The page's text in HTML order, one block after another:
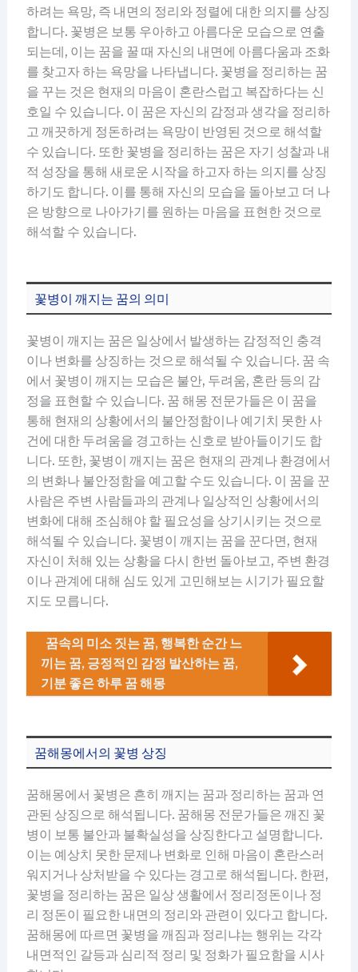
하려는 욕망, 즉 내면의 정리와 정렬에 대한 의지를 상징
합니다. 꽃병은 보통 우아하고 아름다운 모습으로 연출
되는데, 이는 꿈을 꿀 때 자신의 내면에 아름다움과 조화
를 찾고자 하는 욕망을 나타냅니다. 꽃병을 정리하는 꿈
을 꾸는 것은 현재의 마음이 혼란스럽고 복잡하다는 신
호일 수 있습니다. 이 꿈은 자신의 감정과 생각을 정리하
고 깨끗하게 정돈하려는 욕망이 반영된 것으로 해석할
수 있습니다. 또한 꽃병을 정리하는 꿈은 자기 성찰과 내
적 성장을 통해 새로운 시작을 하고자 하는 의지를 상징
하기도 합니다. 이를 통해 자신의 모습을 돌아보고 더 나
은 방향으로 나아가기를 원하는 마음을 표현한 것으로
해석할 수 있습니다.
꽃병이 깨지는 꿈의 의미
꽃병이 깨지는 꿈은 일상에서 발생하는 감정적인 충격
이나 변화를 상징하는 것으로 해석될 수 있습니다. 꿈 속
에서 꽃병이 깨지는 모습은 불안, 두려움, 혼란 등의 감
정을 표현할 수 있습니다. 꿈 해몽 전문가들은 이 꿈을
통해 현재의 상황에서의 불안정함이나 예기치 못한 사
건에 대한 두려움을 경고하는 신호로 받아들이기도 합
니다. 또한, 꽃병이 깨지는 꿈은 현재의 관계나 환경에서
의 변화나 불안정함을 예고할 수도 있습니다. 이 꿈을 꾼
사람은 주변 사람들과의 관계나 일상적인 상황에서의
변화에 대해 조심해야 할 필요성을 상기시키는 것으로
해석될 수 있습니다. 꽃병이 깨지는 꿈을 꾼다면, 현재
자신이 처해 있는 상황을 다시 한번 돌아보고, 주변 환경
이나 관계에 대해 심도 있게 고민해보는 시기가 필요할
지도 모릅니다.
꿈속의 미소 짓는 꿈, 행복한 순간 느
끼는 꿈, 긍정적인 감정 발산하는 꿈,
기분 좋은 하루 꿈 해몽
꿈해몽에서의 꽃병 상징
꿈해몽에서 꽃병은 흔히 깨지는 꿈과 정리하는 꿈과 연
관된 상징으로 해석됩니다. 꿈해몽 전문가들은 깨진 꽃
병이 보통 불안과 불확실성을 상징한다고 설명합니다.
이는 예상치 못한 문제나 변화로 인해 마음이 혼란스러
워지거나 상처받을 수 있다는 경고로 해석됩니다. 한편,
꽃병을 정리하는 꿈은 일상 생활에서 정리정돈이나 정
리 정돈이 필요한 내면의 정리와 관련이 있다고 합니다.
꿈해몽에 따르면 꽃병을 깨짐과 정리냐는 행위는 각각
내면적인 갈등과 심리적 정리 및 정화가 필요함을 시사